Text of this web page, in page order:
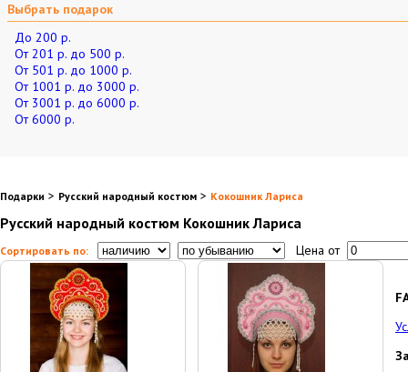
Выбрать подарок
До 200 р.
От 201 р. до 500 р.
От 501 р. до 1000 р.
От 1001 р. до 3000 р.
От 3001 р. до 6000 р.
От 6000 р.
Подарки > Русский народный костюм > Кокошник Лариса
Русский народный костюм Кокошник Лариса
Сортировать по: Цена от